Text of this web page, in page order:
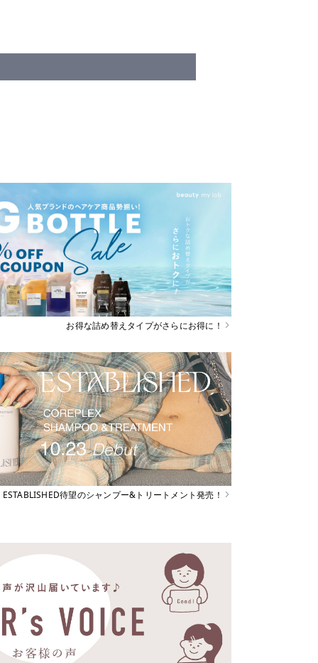
お得な詰め替えタイプがさらにお得に！
ESTABLISHED待望のシャンプー&トリートメント発売！